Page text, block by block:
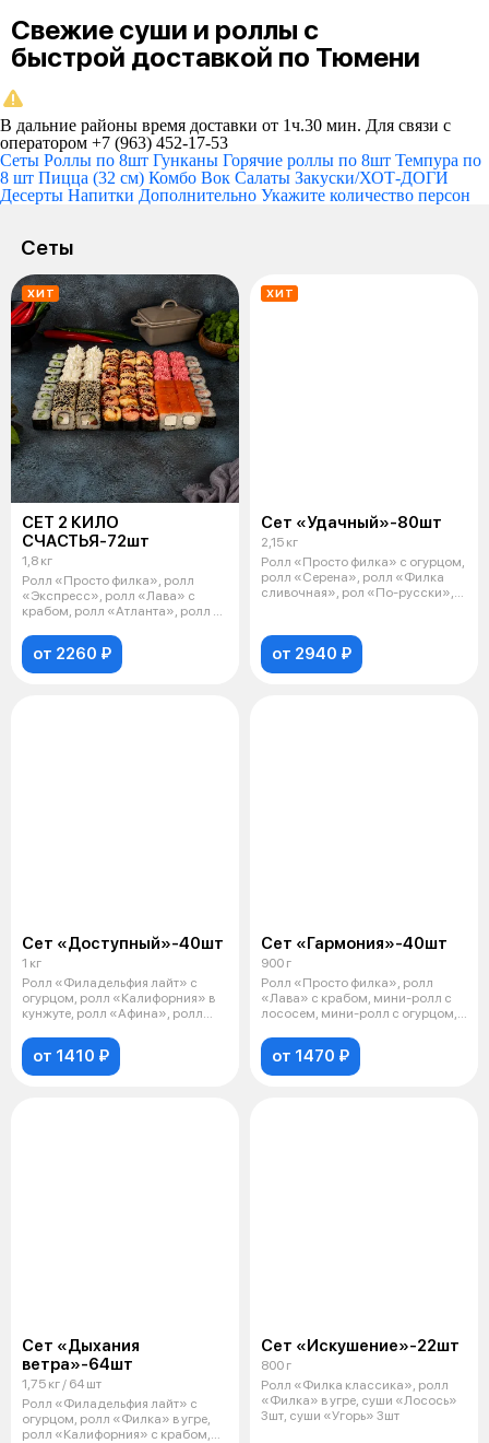
Свежие суши и роллы с
быстрой доставкой по Тюмени
В дальние районы время доставки от 1ч.30 мин. Для связи с
оператором +7 (963) 452-17-53
Сеты Роллы по 8шт Гунканы Горячие роллы по 8шт Темпура по
8 шт Пицца (32 см) Комбо Вок Салаты Закуски/ХОТ-ДОГИ
Десерты Напитки Дополнительно Укажите количество персон
Сеты
ХИТ
СЕТ 2 КИЛО
СЧАСТЬЯ-72шт
1,8 кг
Ролл «Просто филка», ролл
«Экспресс», ролл «Лава» с
крабом, ролл «Атланта», ролл с
от 2260 ₽
ХИТ
Сет «Удачный»-80шт
2,15 кг
Ролл «Просто филка» с огурцом,
ролл «Серена», ролл «Филка
сливочная», рол «По-русски»,
от 2940 ₽
Сет «Доступный»-40шт
1 кг
Ролл «Филадельфия лайт» с
огурцом, ролл «Калифорния» в
кунжуте, ролл «Афина», ролл
от 1410 ₽
Сет «Гармония»-40шт
900 г
Ролл «Просто филка», ролл
«Лава» с крабом, мини-ролл с
лососем, мини-ролл с огурцом,
от 1470 ₽
Сет «Дыхания
ветра»-64шт
1,75 кг / 64 шт
Ролл «Филадельфия лайт» с
огурцом, ролл «Филка» в угре,
ролл «Калифорния» с крабом,
Сет «Искушение»-22шт
800 г
Ролл «Филка классика», ролл
«Филка» в угре, суши «Лосось»
3шт, суши «Угорь» 3шт